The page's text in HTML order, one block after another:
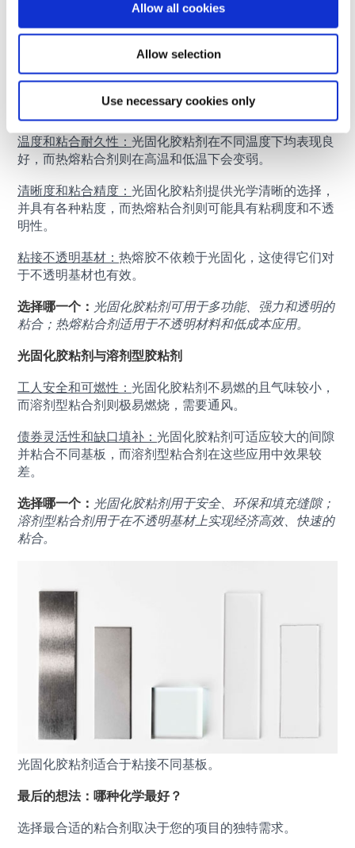
Allow all cookies
Allow selection
Use necessary cookies only
单组分材料易于分配，可快速加工。
光固化胶粘剂与热熔胶
温度和粘合耐久性： 光固化胶粘剂在不同温度下均表现良
好，而热熔粘合剂则在高温和低温下会变弱。
清晰度和粘合精度： 光固化胶粘剂提供光学清晰的选择，
并具有各种粘度，而热熔粘合剂则可能具有粘稠度和不透
明性。
粘接不透明基材： 热熔胶不依赖于光固化，这使得它们对
于不透明基材也有效。
选择哪一个： 光固化胶粘剂可用于多功能、强力和透明的
粘合；热熔粘合剂适用于不透明材料和低成本应用。
光固化胶粘剂与溶剂型胶粘剂
工人安全和可燃性： 光固化胶粘剂不易燃的且气味较小，
而溶剂型粘合剂则极易燃烧，需要通风。
债券灵活性和缺口填补： 光固化胶粘剂可适应较大的间隙
并粘合不同基板，而溶剂型粘合剂在这些应用中效果较
差。
选择哪一个： 光固化胶粘剂用于安全、环保和填充缝隙；
溶剂型粘合剂用于在不透明基材上实现经济高效、快速的
粘合。
光固化胶粘剂适合于粘接不同基板。
最后的想法：哪种化学最好？
选择最合适的粘合剂取决于您的项目的独特需求。